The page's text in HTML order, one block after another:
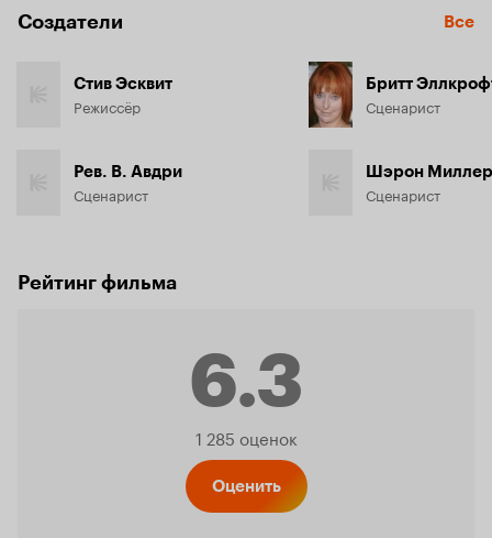
Создатели Все
Стив Эсквит
Режиссёр
Рев. В. Авдри
Сценарист
Бритт
Сценарист
Шэрон Миллер
Сценарист
Рейтинг фильма
6.3
Рейтинг
1 285 оценок
Оценить